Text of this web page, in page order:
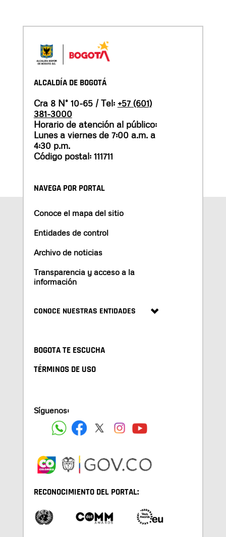
ALCALDÍA DE BOGOTÁ
Cra 8 N° 10-65 / Tel: +57 (601)
381-3000
Horario de atención al público:
Lunes a viernes de 7:00 a.m. a
4:30 p.m.
Código postal: 111711
NAVEGA POR PORTAL
Conoce el mapa del sitio
Entidades de control
Archivo de noticias
Transparencia y acceso a la
información
CONOCE NUESTRAS ENTIDADES
BOGOTA TE ESCUCHA
TÉRMINOS DE USO
Síguenos:
RECONOCIMIENTO DEL PORTAL: